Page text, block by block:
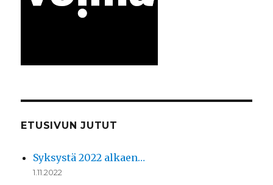
ETUSIVUN JUTUT
Syksystä 2022 alkaen…
1.11.2022